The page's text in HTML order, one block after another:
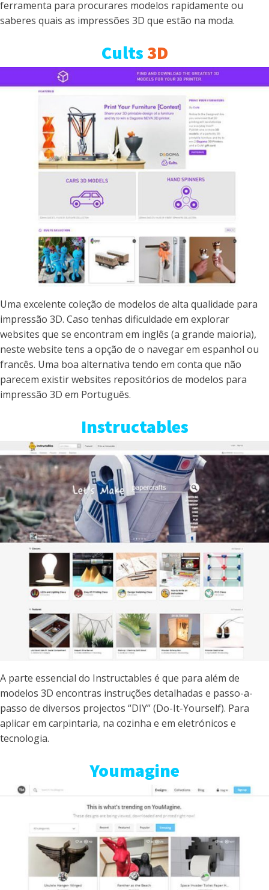
ferramenta para procurares modelos rapidamente ou
saberes quais as impressões 3D que estão na moda.
Cults 3D
Uma excelente coleção de modelos de alta qualidade para
impressão 3D. Caso tenhas dificuldade em explorar
websites que se encontram em inglês (a grande maioria),
neste website tens a opção de o navegar em espanhol ou
francês. Uma boa alternativa tendo em conta que não
parecem existir websites repositórios de modelos para
impressão 3D em Português.
Instructables
A parte essencial do Instructables é que para além de
modelos 3D encontras instruções detalhadas e passo-a-
passo de diversos projectos “DIY” (Do-It-Yourself). Para
aplicar em carpintaria, na cozinha e em eletrónicos e
tecnologia.
Youmagine